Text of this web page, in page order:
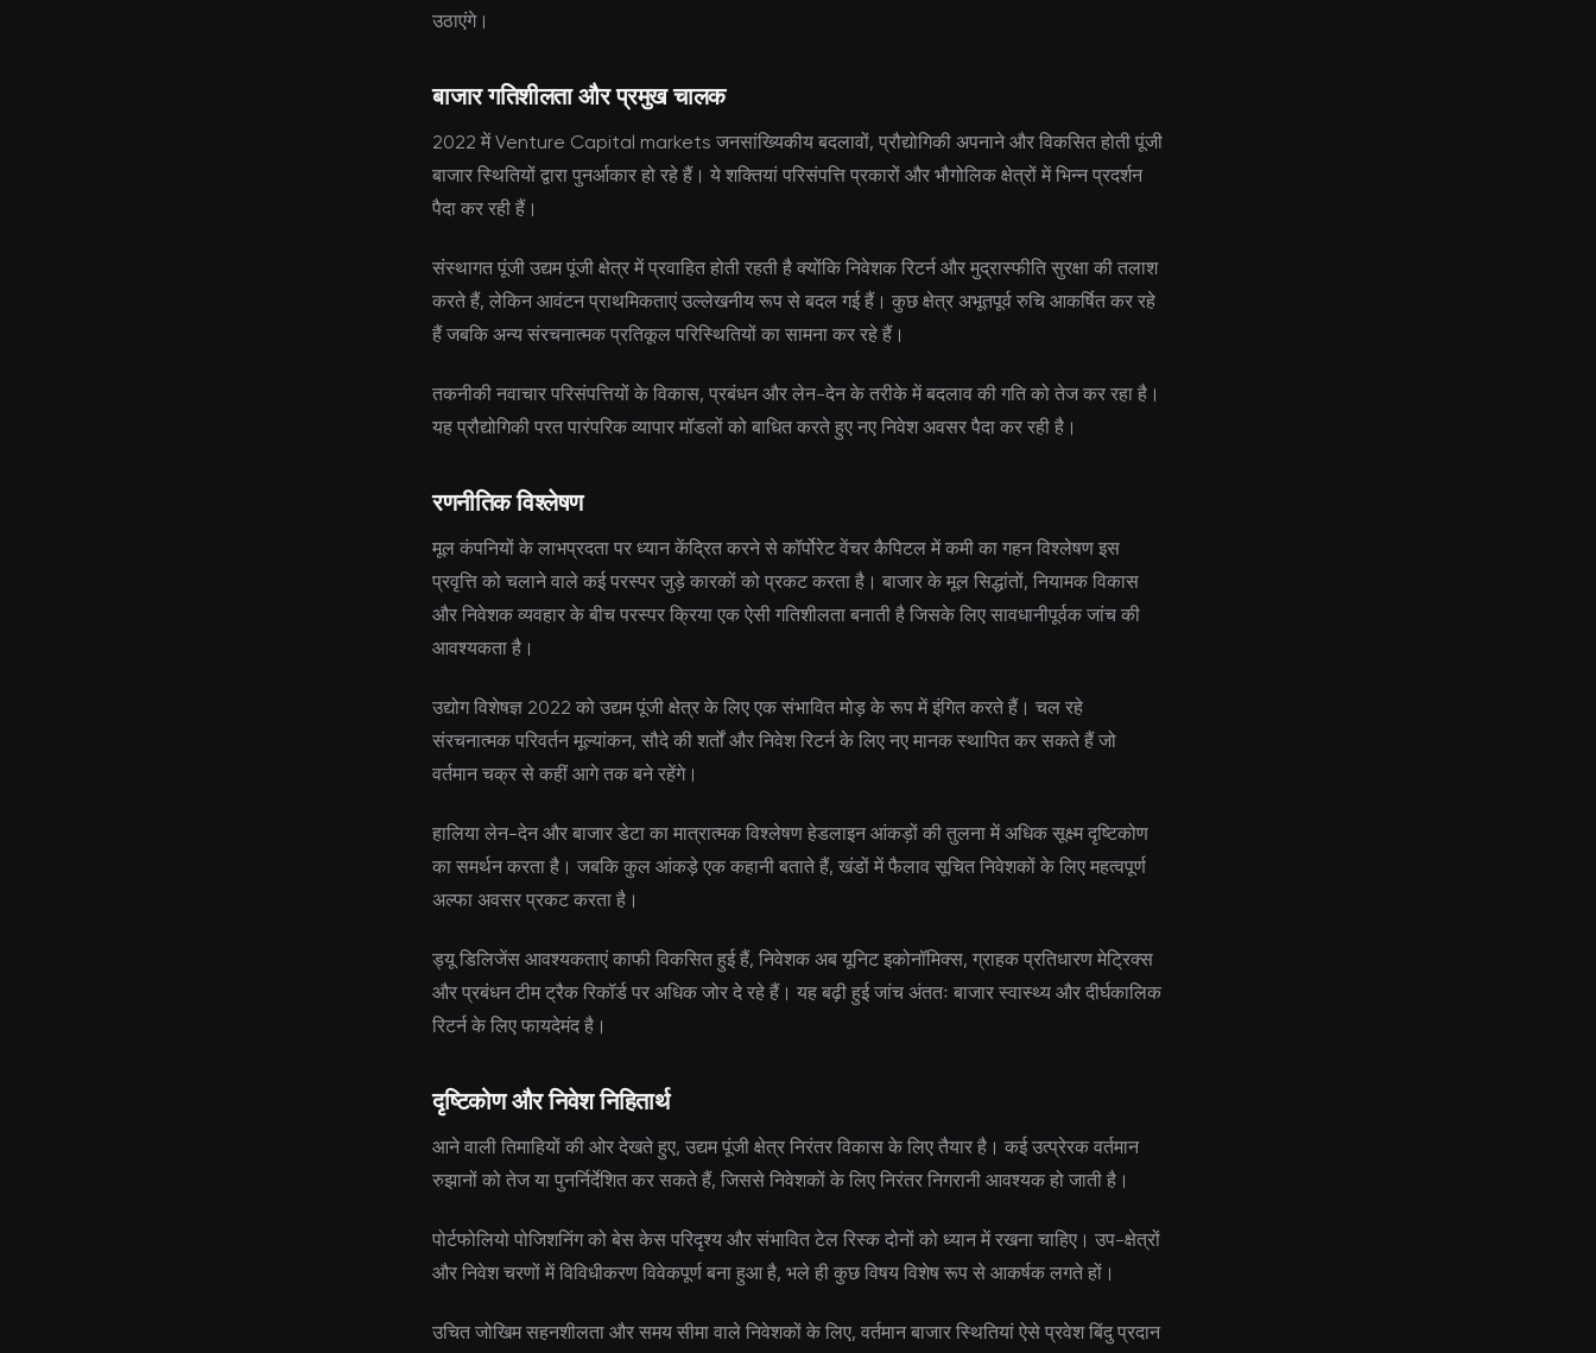
उठाएंगे।
बाजार गतिशीलता और प्रमुख चालक
2022 में Venture Capital markets जनसांख्यिकीय बदलावों, प्रौद्योगिकी अपनाने और विकसित होती पूंजी
बाजार स्थितियों द्वारा पुनर्आकार हो रहे हैं। ये शक्तियां परिसंपत्ति प्रकारों और भौगोलिक क्षेत्रों में भिन्न प्रदर्शन
पैदा कर रही हैं।
संस्थागत पूंजी उद्यम पूंजी क्षेत्र में प्रवाहित होती रहती है क्योंकि निवेशक रिटर्न और मुद्रास्फीति सुरक्षा की तलाश
करते हैं, लेकिन आवंटन प्राथमिकताएं उल्लेखनीय रूप से बदल गई हैं। कुछ क्षेत्र अभूतपूर्व रुचि आकर्षित कर रहे
हैं जबकि अन्य संरचनात्मक प्रतिकूल परिस्थितियों का सामना कर रहे हैं।
तकनीकी नवाचार परिसंपत्तियों के विकास, प्रबंधन और लेन-देन के तरीके में बदलाव की गति को तेज कर रहा है।
यह प्रौद्योगिकी परत पारंपरिक व्यापार मॉडलों को बाधित करते हुए नए निवेश अवसर पैदा कर रही है।
रणनीतिक विश्लेषण
मूल कंपनियों के लाभप्रदता पर ध्यान केंद्रित करने से कॉर्पोरेट वेंचर कैपिटल में कमी का गहन विश्लेषण इस
प्रवृत्ति को चलाने वाले कई परस्पर जुड़े कारकों को प्रकट करता है। बाजार के मूल सिद्धांतों, नियामक विकास
और निवेशक व्यवहार के बीच परस्पर क्रिया एक ऐसी गतिशीलता बनाती है जिसके लिए सावधानीपूर्वक जांच की
आवश्यकता है।
उद्योग विशेषज्ञ 2022 को उद्यम पूंजी क्षेत्र के लिए एक संभावित मोड़ के रूप में इंगित करते हैं। चल रहे
संरचनात्मक परिवर्तन मूल्यांकन, सौदे की शर्तों और निवेश रिटर्न के लिए नए मानक स्थापित कर सकते हैं जो
वर्तमान चक्र से कहीं आगे तक बने रहेंगे।
हालिया लेन-देन और बाजार डेटा का मात्रात्मक विश्लेषण हेडलाइन आंकड़ों की तुलना में अधिक सूक्ष्म दृष्टिकोण
का समर्थन करता है। जबकि कुल आंकड़े एक कहानी बताते हैं, खंडों में फैलाव सूचित निवेशकों के लिए महत्वपूर्ण
अल्फा अवसर प्रकट करता है।
ड्यू डिलिजेंस आवश्यकताएं काफी विकसित हुई हैं, निवेशक अब यूनिट इकोनॉमिक्स, ग्राहक प्रतिधारण मेट्रिक्स
और प्रबंधन टीम ट्रैक रिकॉर्ड पर अधिक जोर दे रहे हैं। यह बढ़ी हुई जांच अंततः बाजार स्वास्थ्य और दीर्घकालिक
रिटर्न के लिए फायदेमंद है।
दृष्टिकोण और निवेश निहितार्थ
आने वाली तिमाहियों की ओर देखते हुए, उद्यम पूंजी क्षेत्र निरंतर विकास के लिए तैयार है। कई उत्प्रेरक वर्तमान
रुझानों को तेज या पुनर्निर्देशित कर सकते हैं, जिससे निवेशकों के लिए निरंतर निगरानी आवश्यक हो जाती है।
पोर्टफोलियो पोजिशनिंग को बेस केस परिदृश्य और संभावित टेल रिस्क दोनों को ध्यान में रखना चाहिए। उप-क्षेत्रों
और निवेश चरणों में विविधीकरण विवेकपूर्ण बना हुआ है, भले ही कुछ विषय विशेष रूप से आकर्षक लगते हों।
उचित जोखिम सहनशीलता और समय सीमा वाले निवेशकों के लिए, वर्तमान बाजार स्थितियां ऐसे प्रवेश बिंदु प्रदान